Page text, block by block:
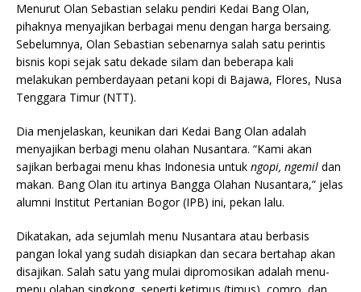
Menurut Olan Sebastian selaku pendiri Kedai Bang Olan,
pihaknya menyajikan berbagai menu dengan harga bersaing.
Sebelumnya, Olan Sebastian sebenarnya salah satu perintis
bisnis kopi sejak satu dekade silam dan beberapa kali
melakukan pemberdayaan petani kopi di Bajawa, Flores, Nusa
Tenggara Timur (NTT).
Dia menjelaskan, keunikan dari Kedai Bang Olan adalah
menyajikan berbagi menu olahan Nusantara. “Kami akan
sajikan berbagai menu khas Indonesia untuk ngopi, ngemil dan
makan. Bang Olan itu artinya Bangga Olahan Nusantara,” jelas
alumni Institut Pertanian Bogor (IPB) ini, pekan lalu.
Dikatakan, ada sejumlah menu Nusantara atau berbasis
pangan lokal yang sudah disiapkan dan secara bertahap akan
disajikan. Salah satu yang mulai dipromosikan adalah menu-